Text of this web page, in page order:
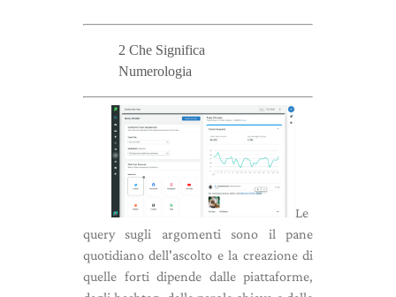
2 Che Significa
Numerologia
Le
query sugli argomenti sono il pane
quotidiano dell'ascolto e la creazione di
quelle forti dipende dalle piattaforme,